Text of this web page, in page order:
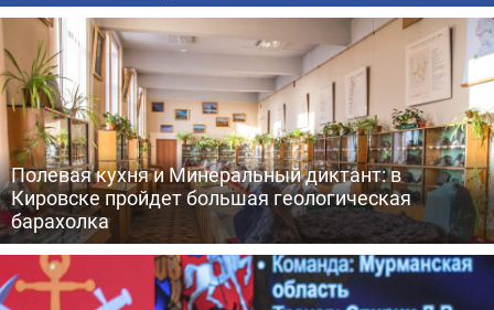
Полевая кухня и Минеральный диктант: в
Кировске пройдет большая геологическая
барахолка